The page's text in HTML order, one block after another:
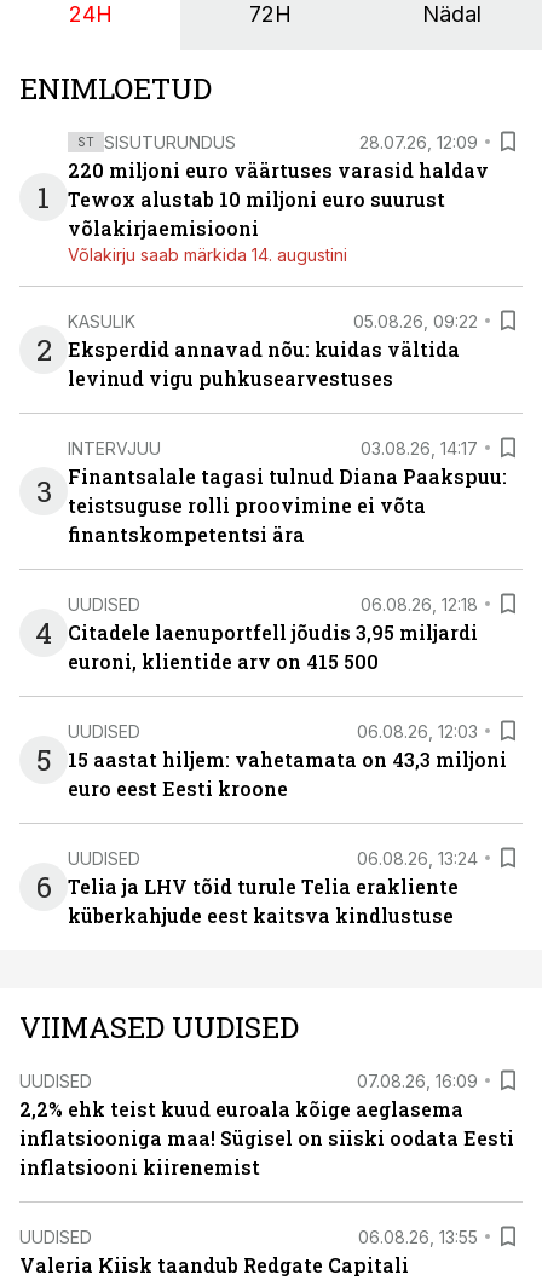
24H 72H Nädal
ENIMLOETUD
1
ST SISUTURUNDUS 28.07.26, 12:09
220 miljoni euro väärtuses varasid haldav
Tewox alustab 10 miljoni euro suurust
võlakirjaemisiooni
Võlakirju saab märkida 14. augustini
2
KASULIK 05.08.26, 09:22
Eksperdid annavad nõu: kuidas vältida
levinud vigu puhkusearvestuses
3
INTERVJUU 03.08.26, 14:17
Finantsalale tagasi tulnud Diana Paakspuu:
teistsuguse rolli proovimine ei võta
finantskompetentsi ära
4
UUDISED 06.08.26, 12:18
Citadele laenuportfell jõudis 3,95 miljardi
euroni, klientide arv on 415 500
5
UUDISED 06.08.26, 12:03
15 aastat hiljem: vahetamata on 43,3 miljoni
euro eest Eesti kroone
6
UUDISED 06.08.26, 13:24
Telia ja LHV tõid turule Telia erakliente
küberkahjude eest kaitsva kindlustuse
VIIMASED UUDISED
UUDISED 07.08.26, 16:09
2,2% ehk teist kuud euroala kõige aeglasema
inflatsiooniga maa! Sügisel on siiski oodata Eesti
inflatsiooni kiirenemist
UUDISED 06.08.26, 13:55
Valeria Kiisk taandub Redgate Capitali